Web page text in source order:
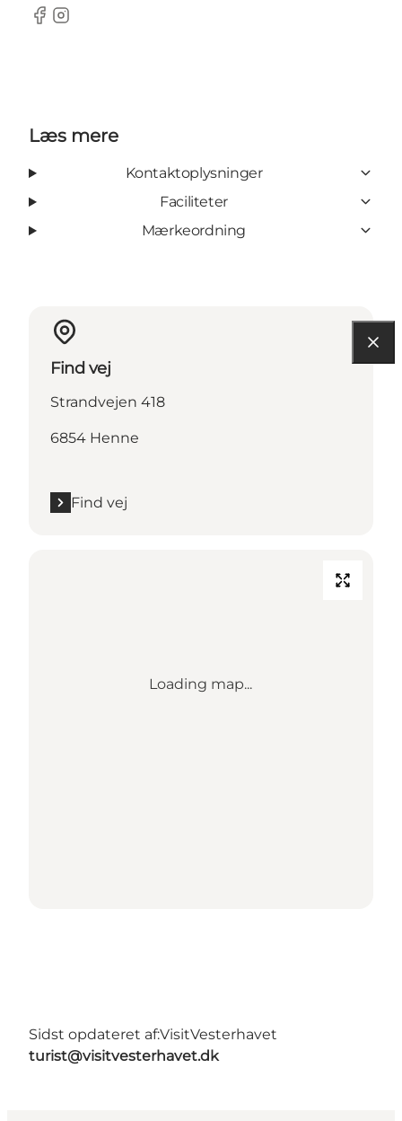
Facebook
Instagram
Læs mere
Kontaktoplysninger
Faciliteter
Mærkeordning
Find vej
Strandvejen 418
6854 Henne
Find vej
Loading map...
Sidst opdateret af:VisitVesterhavet
turist@visitvesterhavet.dk